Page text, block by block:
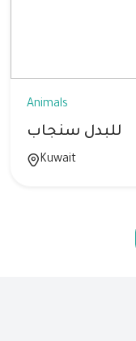
Animals
للبدل سنجاب
Kuwait